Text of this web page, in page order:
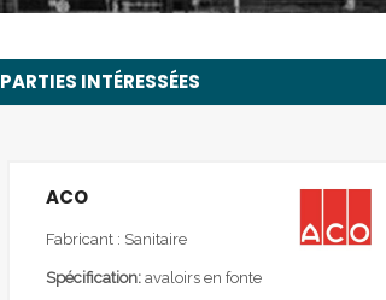
PARTIES INTÉRESSÉES
ACO
Fabricant : Sanitaire
Spécification: avaloirs en fonte